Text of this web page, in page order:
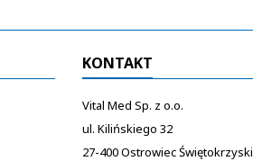
KONTAKT
Vital Med Sp. z o.o.
ul. Kilińskiego 32
27-400 Ostrowiec Świętokrzyski